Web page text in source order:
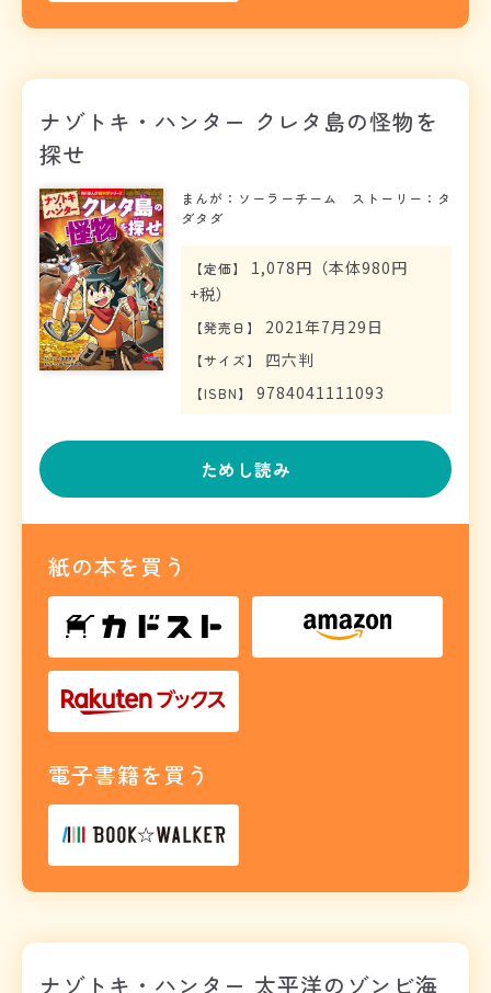
ナゾトキ・ハンター クレタ島の怪物を
探せ
まんが：ソーラーチーム ストーリー：タ
ダタダ
【定価】
1,078円（本体980円
+税）
【発売日 】 2021年7月29日
【サイズ】 四六判
【ISBN】 9784041111093
ためし読み
紙の本を買う
電子書籍を買う
ナゾトキ・ハンター 太平洋のゾンビ海